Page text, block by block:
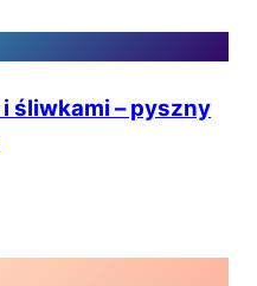
śliwkami – pyszny